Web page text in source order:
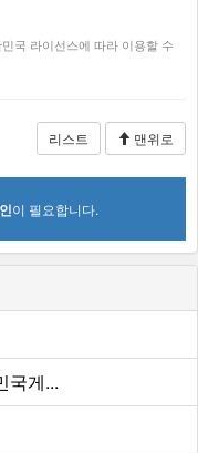
국 라이선스에 따라 이용할 수
리스트 맨위로
이 필요합니다.
국게...